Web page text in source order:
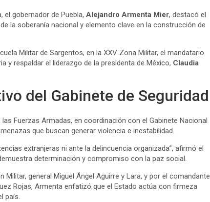
el gobernador de Puebla, Alejandro Armenta Mier, destacó el
la soberanía nacional y elemento clave en la construcción de
Militar de Sargentos, en la XXV Zona Militar, el mandatario
y respaldar el liderazgo de la presidenta de México, Claudia
del Gabinete de Seguridad
Fuerzas Armadas, en coordinación con el Gabinete Nacional
que buscan generar violencia e inestabilidad.
extranjeras ni ante la delincuencia organizada”, afirmó el
determinación y compromiso con la paz social.
general Miguel Ángel Aguirre y Lara, y por el comandante
Rojas, Armenta enfatizó que el Estado actúa con firmeza
país.